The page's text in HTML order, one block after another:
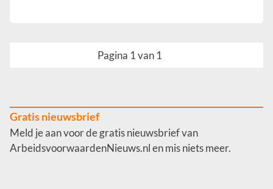
Pagina 1 van 1
Gratis nieuwsbrief
Meld je aan voor de gratis nieuwsbrief van
ArbeidsvoorwaardenNieuws.nl en mis niets meer.